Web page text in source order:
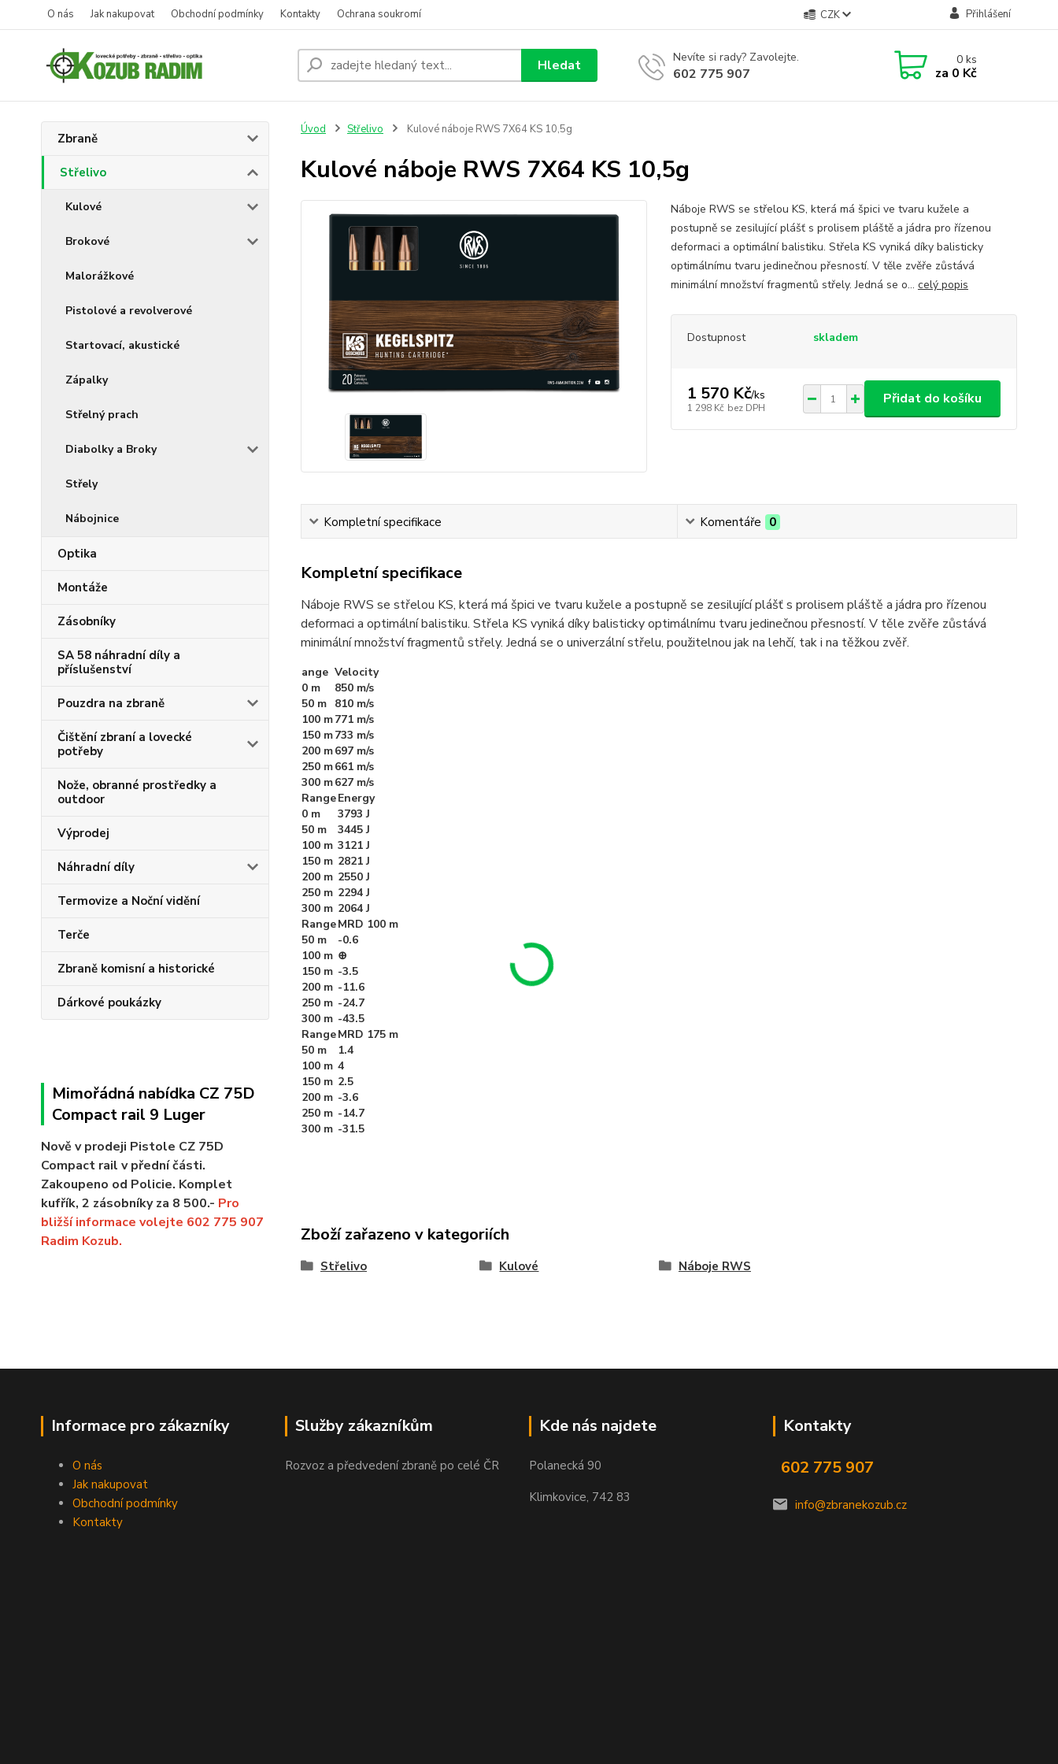
O nás Jak nakupovat Obchodní podmínky Kontakty Ochrana soukromí CZK Přihlášení
Hledat Nevíte si rady? Zavolejte.
602 775 907
0ks
za 0 Kč
Zbraně
Střelivo
Kulové
Brokové
Malorážkové
Pistolové a revolverové
Startovací, akustické
Zápalky
Střelný prach
Diabolky a Broky
Střely
Nábojnice
Optika
Montáže
Zásobníky
SA 58 náhradní díly a
příslušenství
Pouzdra na zbraně
Čištění zbraní a lovecké
potřeby
Nože, obranné prostředky a
outdoor
Výprodej
Náhradní díly
Termovize a Noční vidění
Terče
Zbraně komisní a historické
Dárkové poukázky
Mimořádná nabídka CZ 75D
Compact rail 9 Luger
Nově v prodeji Pistole CZ 75D
Compact rail v přední části.
Zakoupeno od Policie. Komplet
kufřík, 2 zásobníky za 8 500.- Pro
bližší informace volejte 602 775 907
Radim Kozub.
Úvod Střelivo Kulové náboje RWS 7X64 KS 10,5g
Kulové náboje RWS 7X64 KS 10,5g
Náboje RWS se střelou KS, která má špici ve tvaru kužele a
postupně se zesilující plášť s prolisem pláště a jádra pro řízenou
deformaci a optimální balistiku. Střela KS vyniká díky balisticky
optimálnímu tvaru jedinečnou přesností. V těle zvěře zůstává
minimální množství fragmentů střely. Jedná se o... celý popis
Dostupnost skladem
1 570 Kč/ks
1 298 Kč bez DPH
Přidat do košíku
Kompletní specifikace Komentáře 0
Kompletní specifikace
Náboje RWS se střelou KS, která má špici ve tvaru kužele a postupně se zesilující plášť s prolisem pláště a jádra pro řízenou
deformaci a optimální balistiku. Střela KS vyniká díky balisticky optimálnímu tvaru jedinečnou přesností. V těle zvěře zůstává
minimální množství fragmentů střely. Jedná se o univerzální střelu, použitelnou jak na lehčí, tak i na těžkou zvěř.
ange Velocity
0 m
850 m/s
50 m 810 m/s
100 m771 m/s
150 m733 m/s
200 m697 m/s
250 m661 m/s
300 m627 m/s
RangeEnergy
0 m
3793 J
50 m
3445 J
100 m 3121 J
150 m 2821 J
200 m 2550 J
250 m 2294 J
300 m 2064 J
RangeMRD 100 m
50 m
-0.6
100 m ⊕
150 m -3.5
200 m -11.6
250 m -24.7
300 m -43.5
RangeMRD 175 m
50 m
1.4
100 m 4
150 m 2.5
200 m -3.6
250 m -14.7
300 m -31.5
Zboží zařazeno v kategoriích
Střelivo Kulové Náboje RWS
Informace pro zákazníky
O nás
Jak nakupovat
Obchodní podmínky
Kontakty
Služby zákazníkům
Rozvoz a předvedení zbraně po celé ČR
Kde nás najdete
Polanecká 90
Klimkovice, 742 83
Kontakty
602 775 907
info@zbranekozub.cz